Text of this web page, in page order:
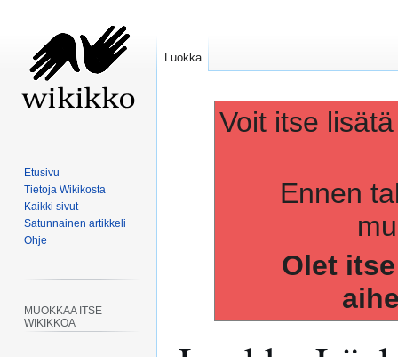
Voit itse
Ennen
Olet
Luokka
Etusivu
Tietoja Wikikosta
Kaikki sivut
Satunnainen artikkeli
Ohje
MUOKKAA ITSE
WIKIKKOA